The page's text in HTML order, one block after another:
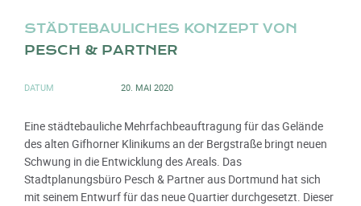
STÄDTEBAULICHES KONZEPT VON
PESCH & PARTNER
Eine städtebauliche Mehrfachbeauftragung für das Gelände
des alten Gifhorner Klinikums an der Bergstraße bringt neuen
Schwung in die Entwicklung des Areals. Das
Stadtplanungsbüro Pesch & Partner aus Dortmund hat sich
mit seinem Entwurf für das neue Quartier durchgesetzt. Dieser
DATUM 20. MAI 2020